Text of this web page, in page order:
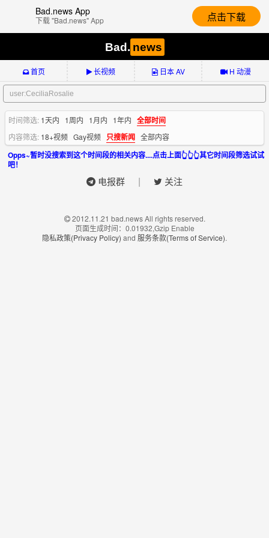
Bad.news App
下载 "Bad.news" App 点击下载
Bad. news
首页 长视频 日本 AV H 动漫
时间筛选: 1天内 1周内 1月内 1年内 全部时间
内容筛选: 18+视频 Gay视频 只搜新闻 全部内容
Opps~暂时没搜索到这个时间段的相关内容....点击上面👆👆👆其它时间段筛选试试
吧！
电报群 | 关注
2012.11.21 bad.news All rights reserved.
页面生成时间：0.01932,Gzip Enable
隐私政策(Privacy Policy) and 服务条款(Terms of Service).